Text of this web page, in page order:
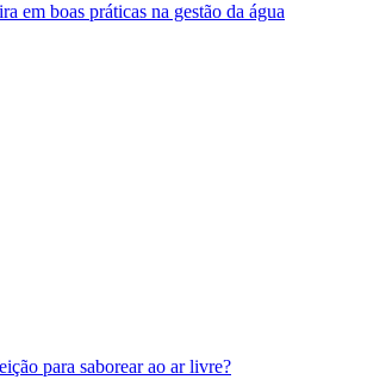
em boas práticas na gestão da água
para saborear ao ar livre?